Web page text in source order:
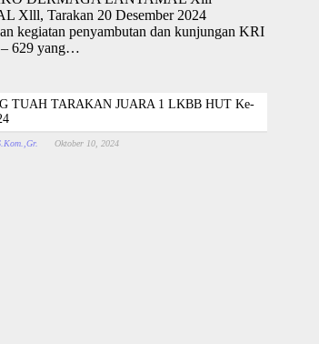
Xlll, Tarakan 20 Desember 2024
kegiatan penyambutan dan kunjungan KRI
629 yang…
TUAH TARAKAN JUARA 1 LKBB HUT Ke-
Oktober 10, 2024